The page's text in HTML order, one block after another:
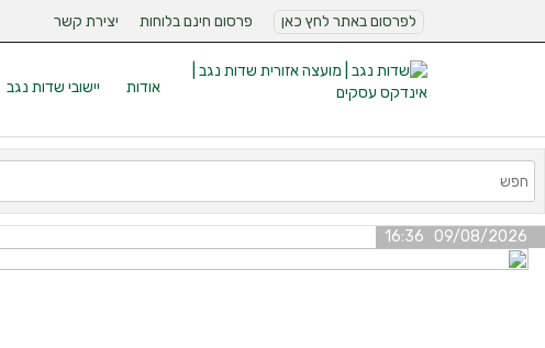
לפרסום באתר לחץ כאן פרסום חינם בלוחות יצירת קשר
יישובי שדות נגב אודות
09/08/2026 16:36